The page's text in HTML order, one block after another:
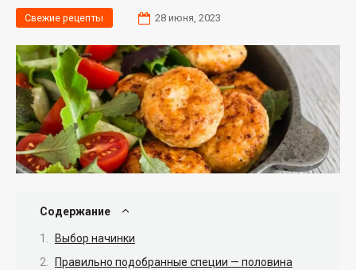
Свежие рецепты 28 июня, 2023
Содержание
Выбор начинки
Правильно подобранные специи — половина